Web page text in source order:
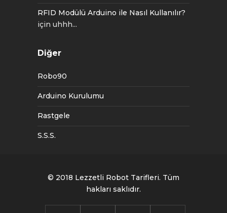
RFID Modülü Arduino ile Nasıl Kullanılır?
için uhhh...
Diğer
Robo90
Arduino Kurulumu
Rastgele
S.S.S.
© 2018 Lezzetli Robot Tarifleri. Tüm
hakları saklıdır.